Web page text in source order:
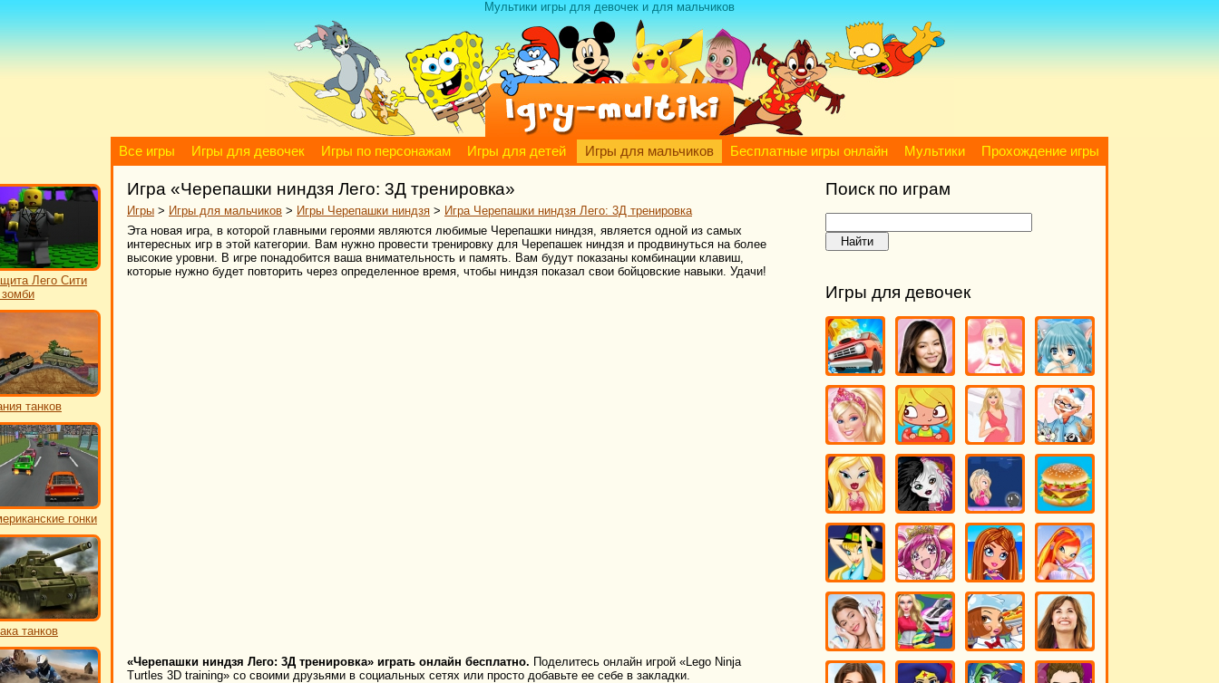
Мультики игры для девочек и для мальчиков
Все игры Игры для девочек Игры по персонажам Игры для детей Игры для мальчиков Бесплатные игры онлайн Мультики Прохождение игры
Лего Сити
зомби
танков
гонки
танков
Игра «Черепашки ниндзя Лего: 3Д тренировка»
Игры > Игры для мальчиков > Игры Черепашки ниндзя > Игра Черепашки ниндзя Лего: 3Д тренировка
Эта новая игра, в которой главными героями являются любимые Черепашки ниндзя, является одной из самых
интересных игр в этой категории. Вам нужно провести тренировку для Черепашек ниндзя и продвинуться на более
высокие уровни. В игре понадобится ваша внимательность и память. Вам будут показаны комбинации клавиш,
которые нужно будет повторить через определенное время, чтобы ниндзя показал свои бойцовские навыки. Удачи!
«Черепашки ниндзя Лего: 3Д тренировка» играть онлайн бесплатно. Поделитесь онлайн игрой «Lego Ninja
Turtles 3D training» со своими друзьями в социальных сетях или просто добавьте ее себе в закладки.
Поиск по играм
Игры для девочек